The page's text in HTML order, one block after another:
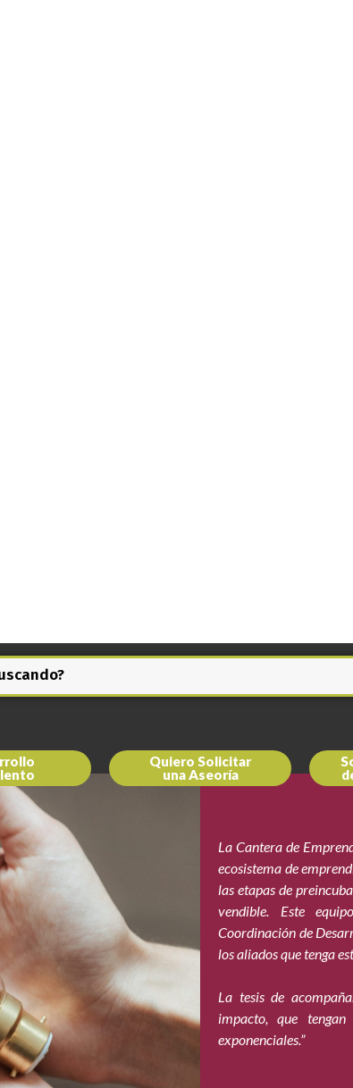
Quiero Solicitar
una Aseoría
La Cantera de
ecosistema de
las etapas de
vendible. Este
Coordinación de
los aliados que tenga
La tesis de
impacto, que
exponenciales.”